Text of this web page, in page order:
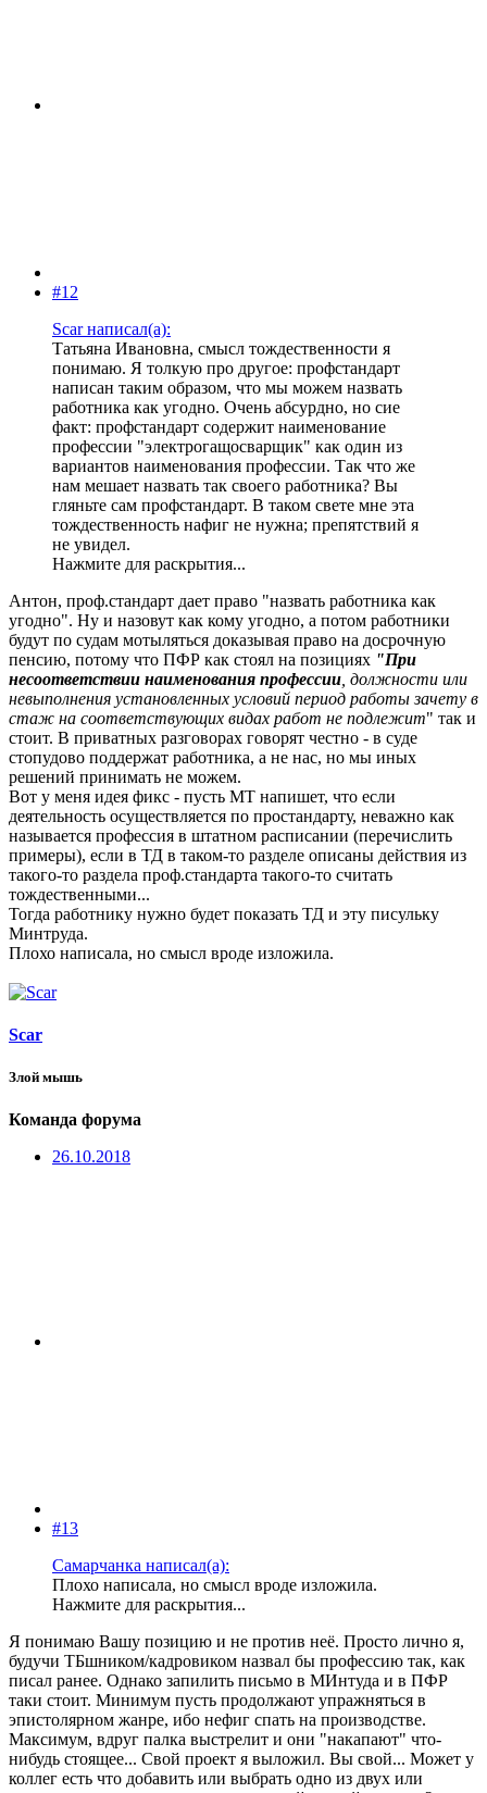
#12
Scar написал(а):
Татьяна Ивановна, смысл тождественности я
понимаю. Я толкую про другое: профстандарт
написан таким образом, что мы можем назвать
работника как угодно. Очень абсурдно, но сие
факт: профстандарт содержит наименование
профессии "электрогащосварщик" как один из
вариантов наименования профессии. Так что же
нам мешает назвать так своего работника? Вы
гляньте сам профстандарт. В таком свете мне эта
тождественность нафиг не нужна; препятствий я
не увидел.
Нажмите для раскрытия...
Антон, проф.стандарт дает право "назвать работника как
угодно". Ну и назовут как кому угодно, а потом работники
будут по судам мотыляться доказывая право на досрочную
пенсию, потому что ПФР как стоял на позициях "При
несоответствии наименования профессии , должности или
невыполнения установленных условий период работы зачету в
стаж на соответствующих видах работ не подлежит" так и
стоит. В приватных разговорах говорят честно - в суде
стопудово поддержат работника, а не нас, но мы иных
решений принимать не можем.
Вот у меня идея фикс - пусть МТ напишет, что если
деятельность осуществляется по простандарту, неважно как
называется профессия в штатном расписании (перечислить
примеры), если в ТД в таком-то разделе описаны действия из
такого-то раздела проф.стандарта такого-то считать
тождественными...
Тогда работнику нужно будет показать ТД и эту писульку
Минтруда.
Плохо написала, но смысл вроде изложила.
Scar
Злой мышь
Команда форума
26.10.2018
#13
Самарчанка написал(а):
Плохо написала, но смысл вроде изложила.
Нажмите для раскрытия...
Я понимаю Вашу позицию и не против неё. Просто лично я,
будучи ТБшником/кадровиком назвал бы профессию так, как
писал ранее. Однако запилить письмо в МИнтуда и в ПФР
таки стоит. Минимум пусть продолжают упражняться в
эпистолярном жанре, ибо нефиг спать на производстве.
Максимум, вдруг палка выстрелит и они "накапают" что-
нибудь стоящее... Свой проект я выложил. Вы свой... Может у
коллег есть что добавить или выбрать одно из двух или